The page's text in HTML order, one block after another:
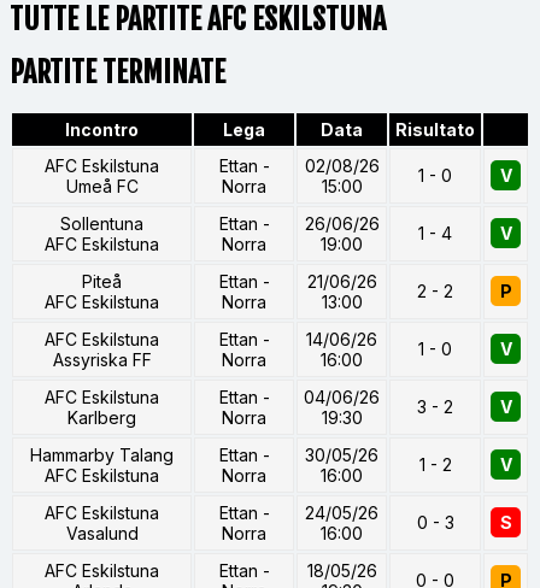
TUTTE LE PARTITE AFC ESKILSTUNA
PARTITE TERMINATE
Incontro Lega Data
Risultato
AFC Eskilstuna
Umeå FC
Ettan -
Norra
02/08/26
15:00
1 - 0 V
Sollentuna
AFC Eskilstuna
Ettan -
Norra
26/06/26
19:00
1 - 4 V
Piteå
AFC Eskilstuna
Ettan -
Norra
21/06/26
13:00
2 - 2 P
AFC Eskilstuna
Assyriska FF
Ettan -
Norra
14/06/26
16:00
1 - 0 V
AFC Eskilstuna
Karlberg
Ettan -
Norra
04/06/26
19:30
3 - 2 V
Hammarby Talang
AFC Eskilstuna
Ettan -
Norra
30/05/26
16:00
1 - 2 V
AFC Eskilstuna
Vasalund
Ettan -
Norra
24/05/26
16:00
0 - 3 S
AFC Eskilstuna
Ettan -
18/05/26
0 - 0 P